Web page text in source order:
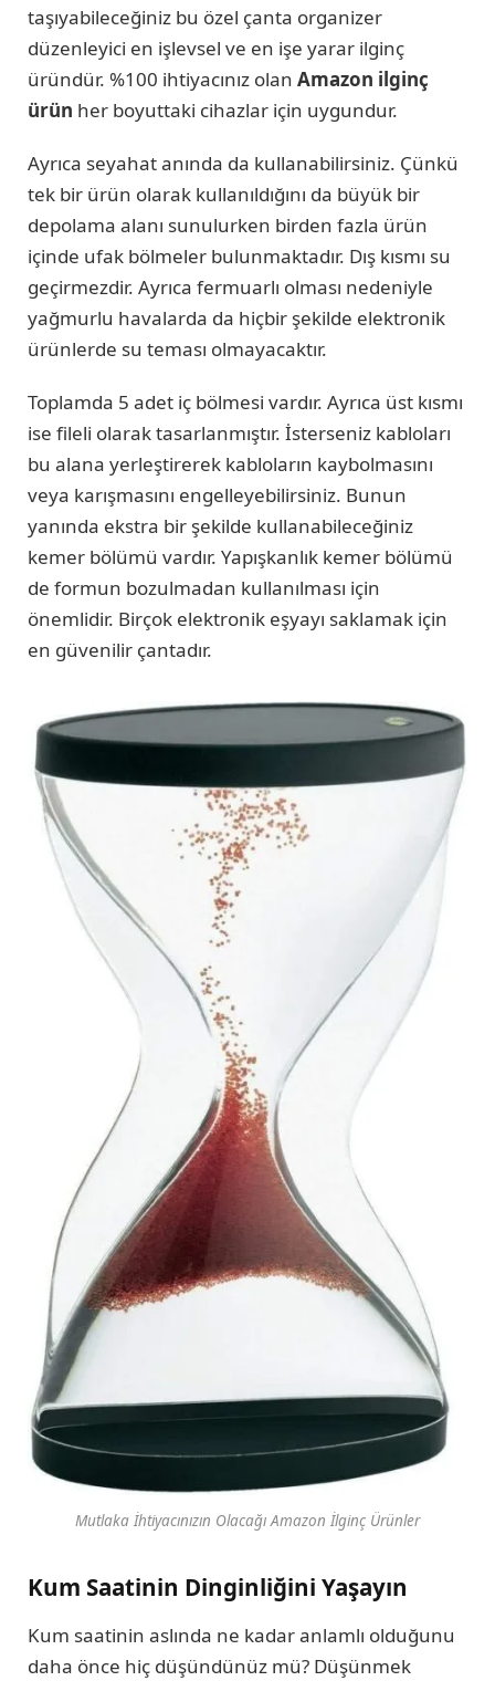
taşıyabileceğiniz bu özel çanta organizer
düzenleyici en işlevsel ve en işe yarar ilginç
üründür. %100 ihtiyacınız olan Amazon ilginç
ürün her boyuttaki cihazlar için uygundur.
Ayrıca seyahat anında da kullanabilirsiniz. Çünkü
tek bir ürün olarak kullanıldığını da büyük bir
depolama alanı sunulurken birden fazla ürün
içinde ufak bölmeler bulunmaktadır. Dış kısmı su
geçirmezdir. Ayrıca fermuarlı olması nedeniyle
yağmurlu havalarda da hiçbir şekilde elektronik
ürünlerde su teması olmayacaktır.
Toplamda 5 adet iç bölmesi vardır. Ayrıca üst kısmı
ise fileli olarak tasarlanmıştır. İsterseniz kabloları
bu alana yerleştirerek kabloların kaybolmasını
veya karışmasını engelleyebilirsiniz. Bunun
yanında ekstra bir şekilde kullanabileceğiniz
kemer bölümü vardır. Yapışkanlık kemer bölümü
de formun bozulmadan kullanılması için
önemlidir. Birçok elektronik eşyayı saklamak için
en güvenilir çantadır.
Mutlaka İhtiyacınızın Olacağı Amazon İlginç Ürünler
Kum Saatinin Dinginliğini Yaşayın
Kum saatinin aslında ne kadar anlamlı olduğunu
daha önce hiç düşündünüz mü? Düşünmek